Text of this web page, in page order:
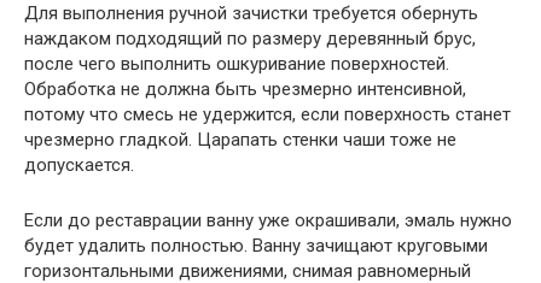
Для выполнения ручной зачистки требуется обернуть
наждаком подходящий по размеру деревянный брус,
после чего выполнить ошкуривание поверхностей.
Обработка не должна быть чрезмерно интенсивной,
потому что смесь не удержится, если поверхность станет
чрезмерно гладкой. Царапать стенки чаши тоже не
допускается.
Если до реставрации ванну уже окрашивали, эмаль нужно
будет удалить полностью. Ванну зачищают круговыми
горизонтальными движениями, снимая равномерный